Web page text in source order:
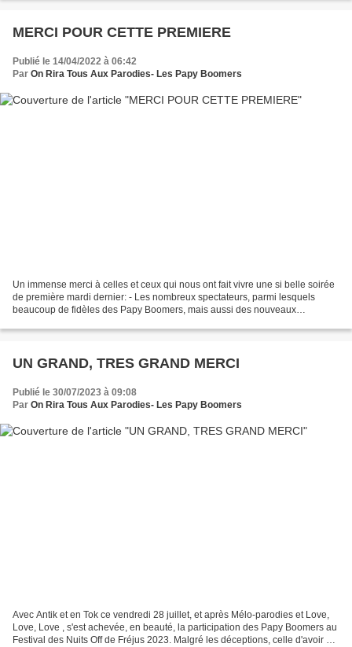
MERCI POUR CETTE PREMIERE
Publié le 14/04/2022 à 06:42
Par On Rira Tous Aux Parodies- Les Papy Boomers
Un immense merci à celles et ceux qui nous ont fait vivre une si belle soirée
de première mardi dernier: - Les nombreux spectateurs, parmi lesquels
beaucoup de fidèles des Papy Boomers, mais aussi des nouveaux
UN GRAND, TRES GRAND MERCI
Publié le 30/07/2023 à 09:08
Par On Rira Tous Aux Parodies- Les Papy Boomers
Avec Antik et en Tok ce vendredi 28 juillet, et après Mélo-parodies et Love,
Love, Love , s'est achevée, en beauté, la participation des Papy Boomers au
Festival des Nuits Off de Fréjus 2023. Malgré les déceptions, celle d'avoir dû